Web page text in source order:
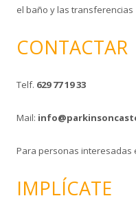
el baño y las transferencias
CONTACTAR
Telf. 629 77 19 33
Mail:
Para personas interesadas
IMPLÍCATE